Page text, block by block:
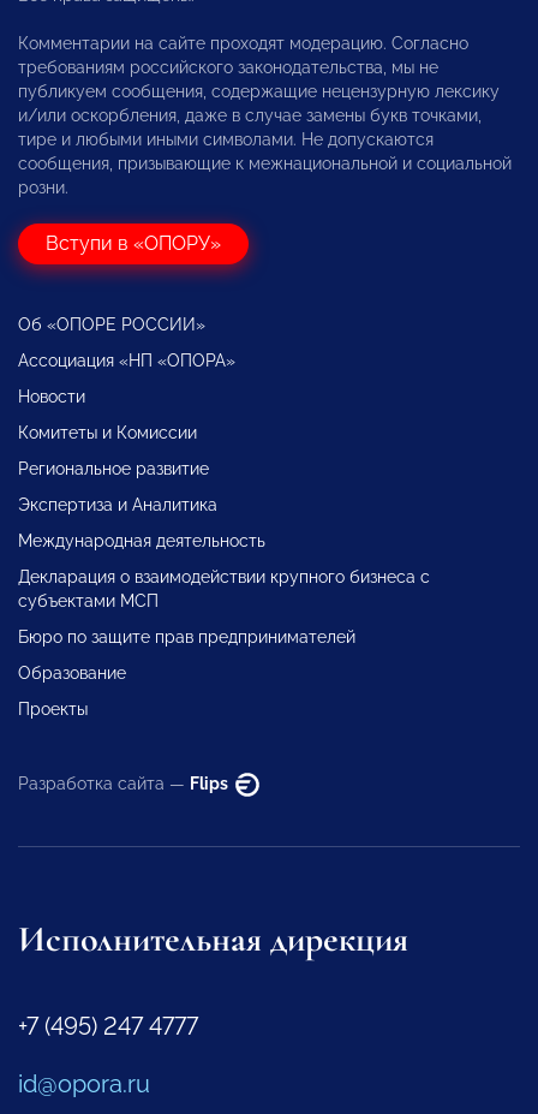
Комментарии на сайте проходят модерацию. Согласно
требованиям российского законодательства, мы не
публикуем сообщения, содержащие нецензурную лексику
и/или оскорбления, даже в случае замены букв точками,
тире и любыми иными символами. Не допускаются
сообщения, призывающие к межнациональной и социальной
розни.
Вступи в «ОПОРУ»
Об «ОПОРЕ РОССИИ»
Ассоциация «НП «ОПОРА»
Новости
Комитеты и Комиссии
Региональное развитие
Экспертиза и Аналитика
Международная деятельность
Декларация о взаимодействии крупного бизнеса с
субъектами МСП
Бюро по защите прав предпринимателей
Образование
Проекты
Разработка сайта — Flips
Исполнительная дирекция
+7 (495) 247 4777
id@opora.ru